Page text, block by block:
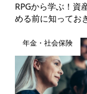
RPGから学ぶ！資
める前に知ってお
年金・社会保険